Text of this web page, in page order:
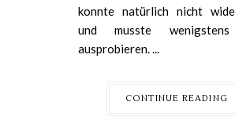
konnte natürlich nicht
und musste
ausprobieren. ...
CONTINUE READING